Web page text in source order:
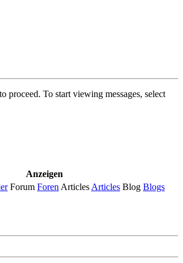
proceed. To start viewing messages, select
Anzeigen
Forum ForenArticlesArticles Blog Blogs